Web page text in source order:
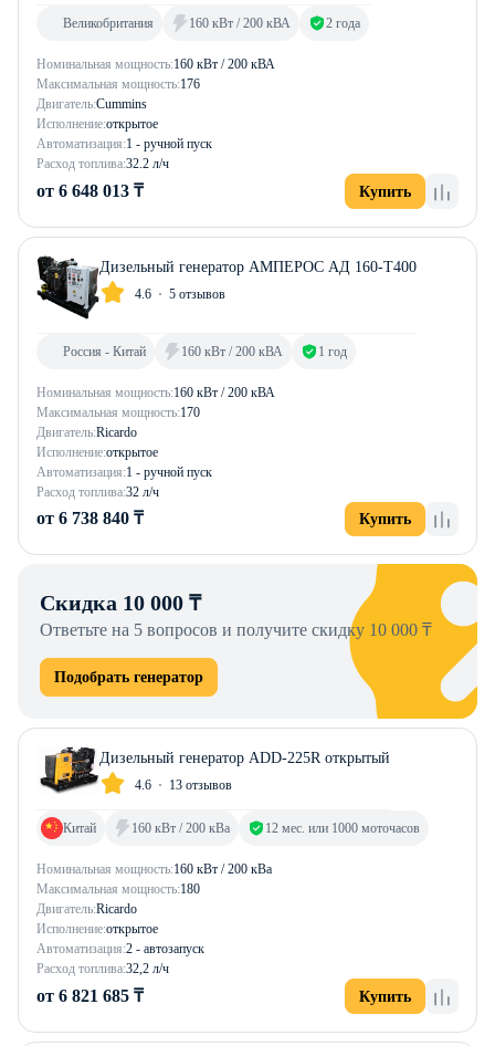
Номинальная мощность:160 кВт / 200 кВА
Максимальная мощность:176
Двигатель:Cummins
Исполнение:открытое
Автоматизация:1 - ручной пуск
Расход топлива:32.2 л/ч
Великобритания 160 кВт / 200 кВА 2 года
от 6 648 013 ₸ Купить
Дизельный генератор АМПЕРОС АД 160-Т400
4.6 5 отзывов
Номинальная мощность:160 кВт / 200 кВА
Максимальная мощность:170
Двигатель:Ricardo
Исполнение:открытое
Автоматизация:1 - ручной пуск
Расход топлива:32 л/ч
Россия - Китай 160 кВт / 200 кВА 1 год
от 6 738 840 ₸ Купить
Скидка 10 000 ₸
Ответьте на 5 вопросов и получите скидку 10 000 ₸
Подобрать генератор
Дизельный генератор ADD-225R открытый
4.6 13 отзывов
Номинальная мощность:160 кВт / 200 кВа
Максимальная мощность:180
Двигатель:Ricardo
Исполнение:открытое
Автоматизация:2 - автозапуск
Расход топлива:32,2 л/ч
Китай 160 кВт / 200 кВа 12 мес. или 1000 моточасов
от 6 821 685 ₸ Купить